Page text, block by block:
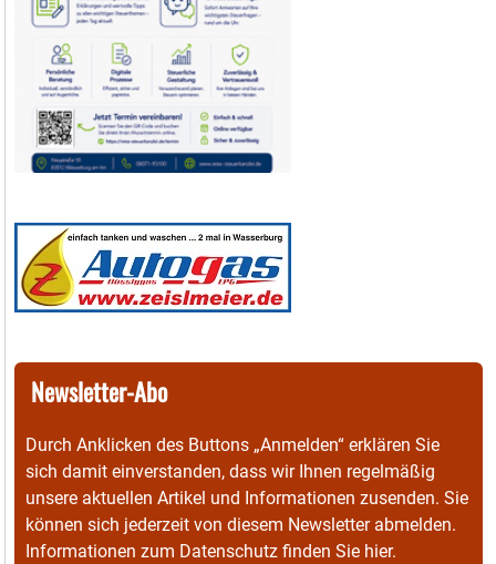
Newsletter-Abo
Durch Anklicken des Buttons „Anmelden“ erklären Sie
sich damit einverstanden, dass wir Ihnen regelmäßig
unsere aktuellen Artikel und Informationen zusenden. Sie
können sich jederzeit von diesem Newsletter abmelden.
Informationen zum Datenschutz finden Sie hier.